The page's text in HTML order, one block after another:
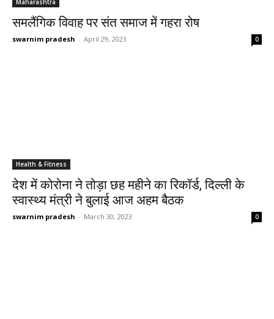
Maharashtra
समलैंगिक विवाह पर संत समाज में गहरा रोष
swarnim pradesh - April 29, 2023 0
Health & Fitness
देश में कोरोना ने तोड़ा छह महीने का रिकॉर्ड, दिल्ली के
स्वास्थ्य मंत्री ने बुलाई आज अहम बैठक
swarnim pradesh - March 30, 2023 0